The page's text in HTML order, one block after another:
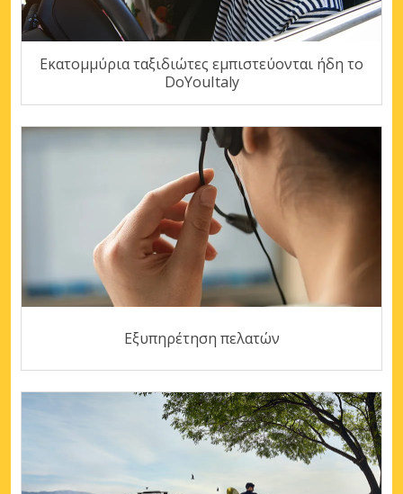
Εκατομμύρια ταξιδιώτες εμπιστεύονται ήδη το
DoYouItaly
Εξυπηρέτηση πελατών